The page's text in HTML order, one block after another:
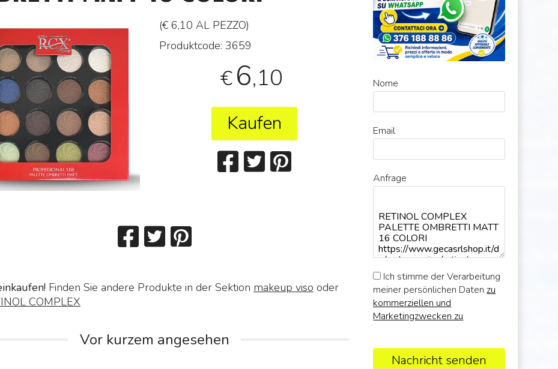
(€ 6,10 AL PEZZO)
Produktcode:3659
€6,10
Kaufen
Finden Sie andere Produkte in der Sektion makeup viso oder
COMPLEX
Vor kurzem angesehen
Nome
Email
Anfrage
Ich stimme der Verarbeitung
meiner persönlichen Daten zu
kommerziellen und
Marketingzwecken zu
Nachricht senden